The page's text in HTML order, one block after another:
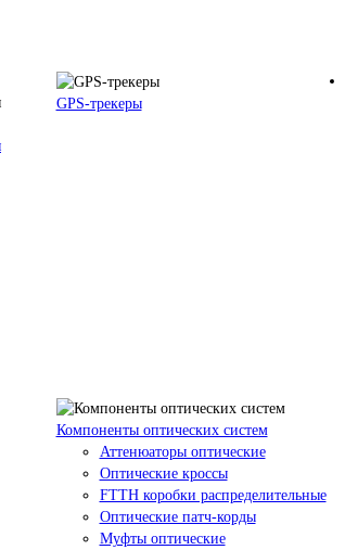
GPS-трекеры
Компоненты оптических систем
Аттенюаторы оптические
Оптические кроссы
FTTH коробки распределительные
Оптические патч-корды
Муфты оптические